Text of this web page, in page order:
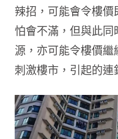
辣招，可能會令樓
怕會不滿，但與此
源，亦可能令樓價
刺激樓市，引起的連